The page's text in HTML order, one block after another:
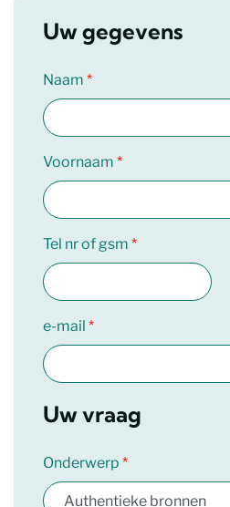
Uw gegevens
Naam
Voornaam
Tel nr of gsm
e-mail
Uw vraag
Onderwerp